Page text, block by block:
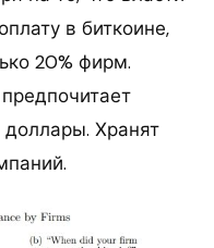
в биткоине,
20% фирм.
доллары. Хранят